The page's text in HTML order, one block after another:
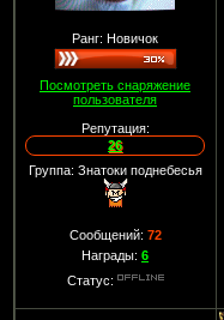
Ранг: Новичок
Посмотреть снаряжение
пользователя
Репутация:
26
Группа: Знатоки поднебесья
Сообщений: 72
Награды: 6
Статус: